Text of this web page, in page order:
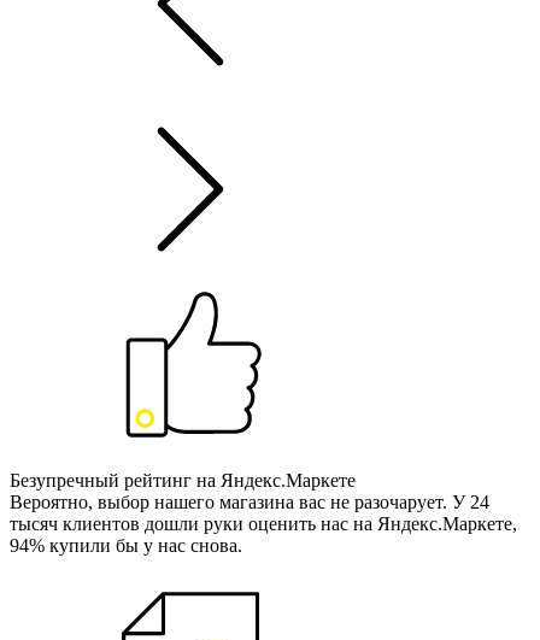
Безупречный рейтинг на Яндекс.Маркете
Вероятно, выбор нашего магазина вас не разочарует. У 24
тысяч клиентов дошли руки оценить нас на Яндекс.Маркете,
94% купили бы у нас снова.